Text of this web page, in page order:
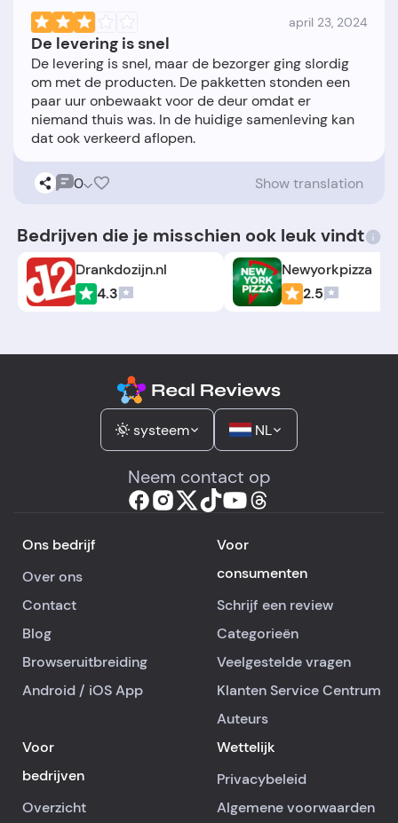
april 23, 2024
De levering is snel
De levering is snel, maar de bezorger ging slordig
om met de producten. De pakketten stonden een
paar uur onbewaakt voor de deur omdat er
niemand thuis was. In de huidige samenleving kan
0 Show translation
Bedrijven die je misschien ook leuk vindt
Drankdozijn.nl
4.3
Newyorkpizza
2.5
systeem NL
Neem contact op
Ons bedrijf
Over ons
Contact
Blog
Browseruitbreiding
Android / iOSApp
Voor
consumenten
Schrijf een review
Categorieën
Veelgestelde vragen
Klanten Service Centrum
Auteurs
Voor
bedrijven
Overzicht
Wettelijk
Privacybeleid
Algemene voorwaarden